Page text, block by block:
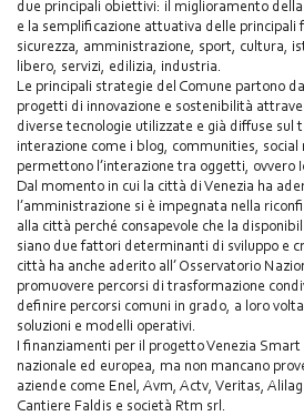
due principali obiettivi: il miglioramento
e la semplificazione attuativa delle principali
sicurezza, amministrazione, sport, cultura,
libero, servizi, edilizia, industria.
Le principali strategie del Comune partono
progetti di innovazione e sostenibilità
diverse tecnologie utilizzate e già diffuse
interazione come i blog, communities,
permettono l’interazione tra oggetti, ovvero
Dal momento in cui la città di Venezia ha
l’amministrazione si è impegnata nella
alla città perché consapevole che la
siano due fattori determinanti di sviluppo e
città ha anche aderito all’ Osservatorio
promuovere percorsi di trasformazione
definire percorsi comuni in grado, a loro
soluzioni e modelli operativi.
I finanziamenti per il progetto Venezia Smart
nazionale ed europea, ma non mancano
aziende come Enel, Avm, Actv, Veritas,
Cantiere Faldis e società Rtm srl.